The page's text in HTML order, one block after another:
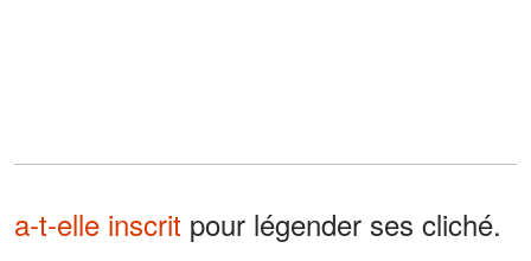
a-t-elle inscrit pour légender ses cliché.